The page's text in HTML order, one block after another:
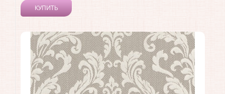
КУПИТЬ
Коллекция:Cador
Длина рулона:10.05
Ширина рулона:0.53
Материал покрытия:Текстильное
Страна:Германия
Материал основы:Флизелин